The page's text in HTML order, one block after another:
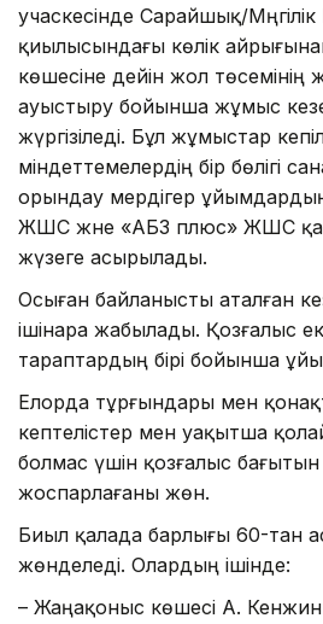
учаскесінде Сарайшық/
қиылысындағы көлік
көшесіне дейін жол төсемінің
ауыстыру бойынша жұмыс
жүргізіледі. Бұл жұмыстар
міндеттемелердің бір бөлігі
орындау мердігер
ЖШС және «АБЗ плюс» ЖШС
жүзеге асырылады.
Осыған байланысты аталған
ішінара жабылады. Қозғалыс
тараптардың бірі бойынша
Елорда тұрғындары мен
кептелістер мен уақытша
болмас үшін қозғалыс
жоспарлағаны жөн.
Биыл қалада барлығы 60-тан
жөнделеді. Олардың ішінде:
– Жаңақоныс көшесі А.